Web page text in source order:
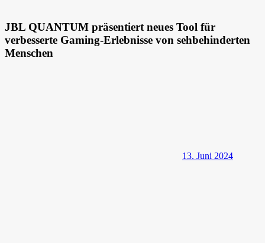
JBL QUANTUM präsentiert neues Tool für
verbesserte Gaming-Erlebnisse von sehbehinderten
Menschen
13. Juni 2024